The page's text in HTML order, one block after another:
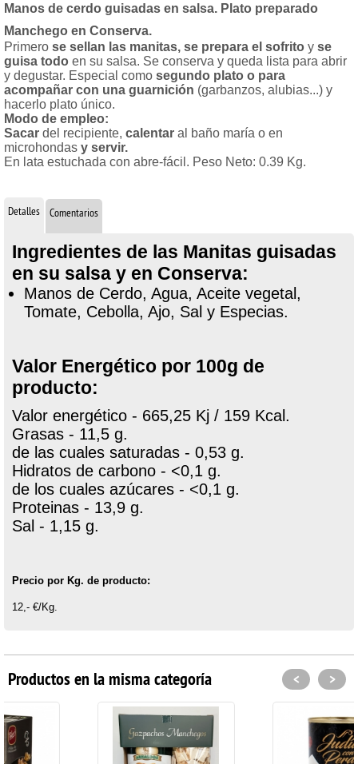
Manos de cerdo guisadas en salsa. Plato preparado
Manchego en Conserva.
Primero se sellan las manitas, se prepara el sofrito y se
guisa todo en su salsa. Se conserva y queda lista para abrir
y degustar. Especial como segundo plato o para
acompañar con una guarnición (garbanzos, alubias...) y
hacerlo plato único.
Modo de empleo:
Sacar del recipiente, calentar al baño maría o en
microhondas y servir.
En lata estuchada con abre-fácil. Peso Neto: 0.39 Kg.
Detalles Comentarios
Ingredientes de las Manitas guisadas
en su salsa y en Conserva:
Manos de Cerdo, Agua, Aceite vegetal,
Tomate, Cebolla, Ajo, Sal y Especias.
Valor Energético por 100g de
producto:
Valor energético - 665,25 Kj / 159 Kcal.
Grasas - 11,5 g.
de las cuales saturadas - 0,53 g.
Hidratos de carbono - <0,1 g.
de los cuales azúcares - <0,1 g.
Proteinas - 13,9 g.
Sal - 1,15 g.
Precio por Kg. de producto:
12,- €/Kg.
Productos en la misma categoría < >